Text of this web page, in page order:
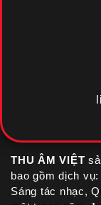
THU ÂM VIỆT
bao gồm dịch
Sáng tác nhạc,